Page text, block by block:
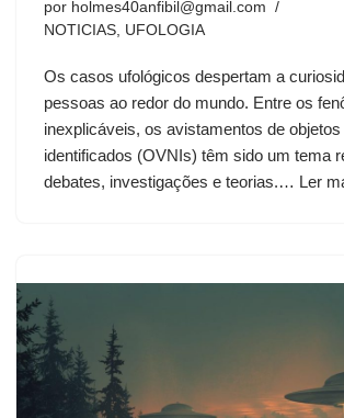
por holmes40anfibil@gmail.com
NOTICIAS UFOLOGIA
Os casos ufológicos despertam a
pessoas ao redor do mundo. Entre os
inexplicáveis, os avistamentos de
identificados (OVNIs) têm sido um tema
debates, investigações e teorias.… Ler